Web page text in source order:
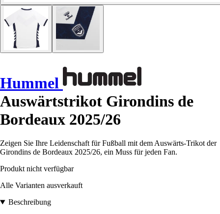
Hummel
Auswärtstrikot Girondins de
Bordeaux 2025/26
Zeigen Sie Ihre Leidenschaft für Fußball mit dem Auswärts-Trikot der
Girondins de Bordeaux 2025/26, ein Muss für jeden Fan.
Produkt nicht verfügbar
Alle Varianten ausverkauft
Beschreibung